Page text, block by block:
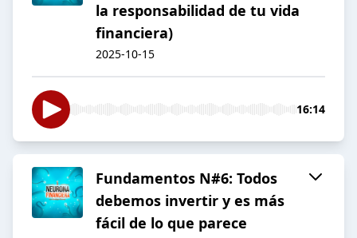
la responsabilidad de tu vida
financiera)
2025-10-15
16:14
Fundamentos N#6: Todos
debemos invertir y es más
fácil de lo que parece